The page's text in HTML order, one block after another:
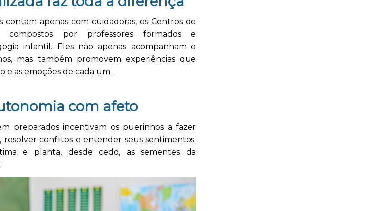
contam apenas com cuidadoras, os Centros de
compostos por professores formados e
infantil. Eles não apenas acompanham o
mas também promovem experiências que
e as emoções de cada um.
com afeto
preparados incentivam os puerinhos a fazer
resolver conflitos e entender seus sentimentos.
e planta, desde cedo, as sementes da